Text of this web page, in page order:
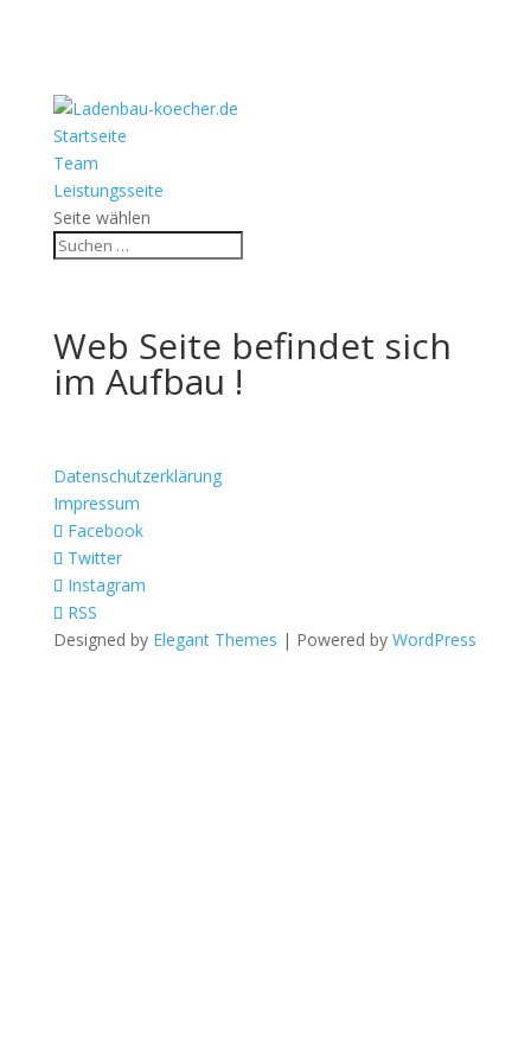
Startseite
Team
Leistungsseite
Seite wählen
Web Seite befindet sich
im Aufbau !
Datenschutzerklärung
Impressum
Facebook
Twitter
Instagram
RSS
Designed by Elegant Themes | Powered by WordPress